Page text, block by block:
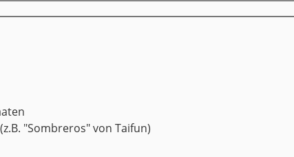
(z.B. "Sombreros" von Taifun)